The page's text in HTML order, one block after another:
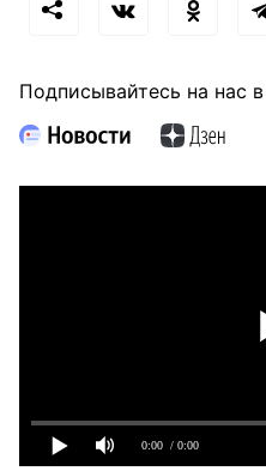
Подписывайтесь на нас в
0:00 / 0:00